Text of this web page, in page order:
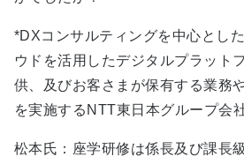
*DXコンサルティングを中心とし
ウドを活用したデジタルプラット
供、及びお客さまが保有する業務
を実施するNTT東日本グループ会
松本氏：座学研修は係長及び課長